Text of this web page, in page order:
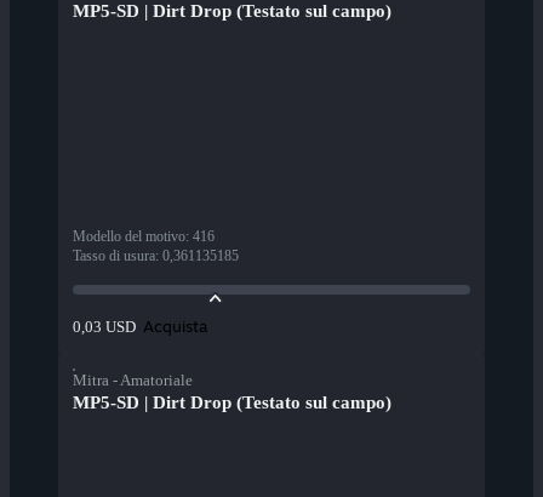
MP5-SD | Dirt Drop (Testato sul campo)
Modello del motivo: 416
Tasso di usura: 0,361135185
0,03 USD Acquista
Mitra - Amatoriale
MP5-SD | Dirt Drop (Testato sul campo)